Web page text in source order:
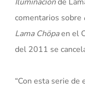
comentarios sobre
Lama Chöpaen el
del 2011 se
“Con esta serie